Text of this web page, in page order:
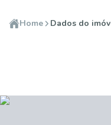
Home Dados do